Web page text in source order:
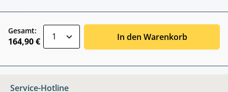
Gesamt:
164,90 € In den Warenkorb
Service-Hotline